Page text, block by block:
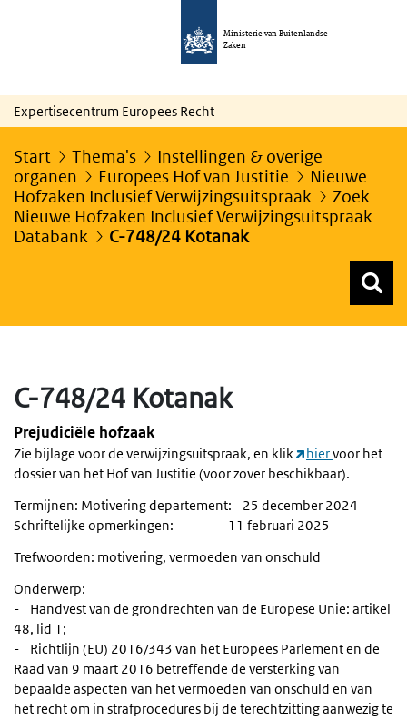
Ministerie van Buitenlandse
Zaken
Expertisecentrum Europees Recht
Start Thema's
Instellingen & overige
organen
Europees Hof van Justitie
Nieuwe
Hofzaken Inclusief Verwijzingsuitspraak
Zoek
Nieuwe Hofzaken Inclusief Verwijzingsuitspraak
Databank
C-748/24 Kotanak
C-748/24 Kotanak
Prejudiciële hofzaak
Zie bijlage voor de verwijzingsuitspraak, en klik hiervoor het
dossier van het Hof van Justitie (voor zover beschikbaar).
Termijnen: Motivering departement: 25 december 2024
Schriftelijke opmerkingen: 11 februari 2025
Trefwoorden: motivering, vermoeden van onschuld
Onderwerp:
- Handvest van de grondrechten van de Europese Unie: artikel
48, lid 1;
- Richtlijn (EU) 2016/343 van het Europees Parlement en de
Raad van 9 maart 2016 betreffende de versterking van
bepaalde aspecten van het vermoeden van onschuld en van
het recht om in strafprocedures bij de terechtzitting aanwezig te